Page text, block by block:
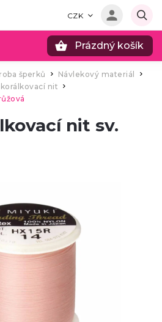
CZK
Prázdný košík
šperků Návlekový materiál
nit /
nit sv.